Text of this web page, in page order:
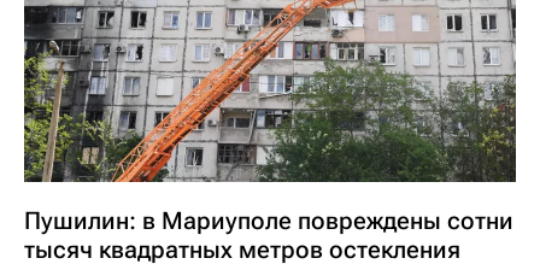
Пушилин: в Мариуполе повреждены сотни
тысяч квадратных метров остекления